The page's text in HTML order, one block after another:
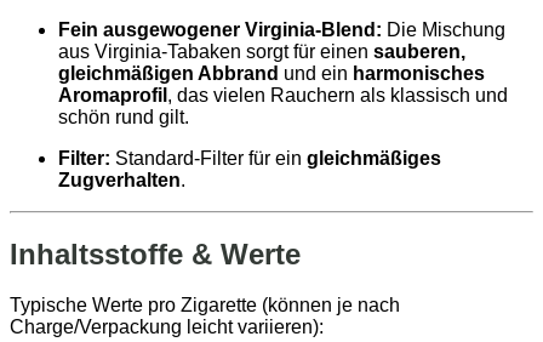
Fein ausgewogener Virginia‑Blend: Die Mischung
aus Virginia‑Tabaken sorgt für einen sauberen,
gleichmäßigen Abbrand und ein harmonisches
Aromaprofil , das vielen Rauchern als klassisch und
schön rund gilt.
Filter: Standard‑Filter für ein gleichmäßiges
Zugverhalten.
Inhaltsstoffe & Werte
Typische Werte pro Zigarette (können je nach
Charge/Verpackung leicht variieren):